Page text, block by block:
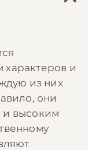
и
из них
они
и высоким